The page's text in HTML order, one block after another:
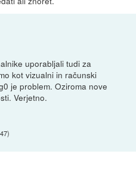
uporabljali tudi za
kot vizualni in računski
je problem. Oziroma nove
Verjetno.
)